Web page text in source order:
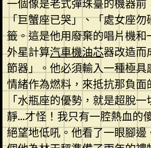
一個像是老式彈珠臺的機器前
「巨蟹座已哭」、「處女座勿
籤。這是他用廢棄的唱片機和
外星計算汽車機油芯器改造而
節器」。他必須輸入一種極具
情緒作為燃料，來抵抗那負面
「水瓶座的優勢，就是超脫
靜…才怪！我只有一腔熱血的
絕望地低吼。他看了一眼腳邊